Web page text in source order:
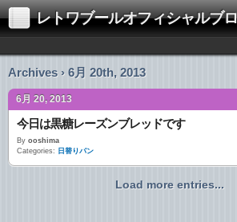
レトワブールオフィシャルブ
Archives › 6月 20th, 2013
6月 20, 2013
今日は黒糖レーズンブレッドです
By ooshima
Categories: 日替りパン
Load more entries...